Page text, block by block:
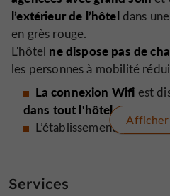
l’extérieur de l’hôtel dans
en grès rouge.
L'hôtel ne dispose pas de
les personnes à mobilité
La connexion Wifi est
dans tout l'hôtel.
L’établissement se trouve
grand jardin arboré
Afficher
Services